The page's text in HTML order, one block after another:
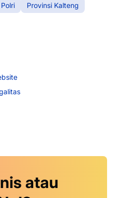
Polri
Provinsi Kalteng
atau